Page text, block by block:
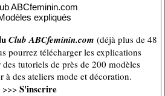
Club ABCfeminin.com (déjà plus de 48
pourrez télécharger les explications
tutoriels de près de 200 modèles
à des ateliers mode et décoration.
>>> S'inscrire